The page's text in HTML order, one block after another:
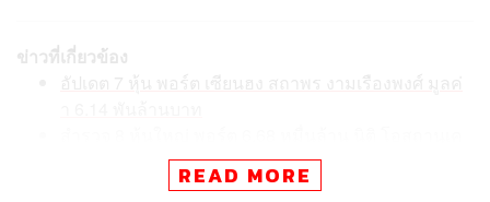
ข่าวที่เกี่ยวข้อง
อัปเดต 7 หุ้น พอร์ต เซียนฮง สถาพร งามเรืองพงศ์ มูลค่
ราะห์ บอสใหญ่โอสถสภา
แกะพอร์ต 10 หุ้น ในมือ สุระ คณิตทวีกุล เจ้าของ COM
READ MORE